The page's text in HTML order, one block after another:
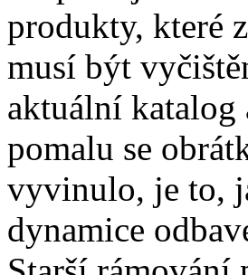
produkty, které
musí být
aktuální katalog
pomalu se
vyvinulo, je to,
dynamice